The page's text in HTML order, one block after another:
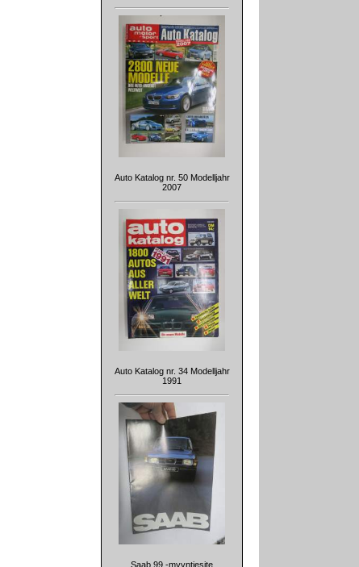
Auto Katalog nr. 50 Modelljahr
2007
Auto Katalog nr. 34 Modelljahr
1991
Saab 99 -myyntiesite